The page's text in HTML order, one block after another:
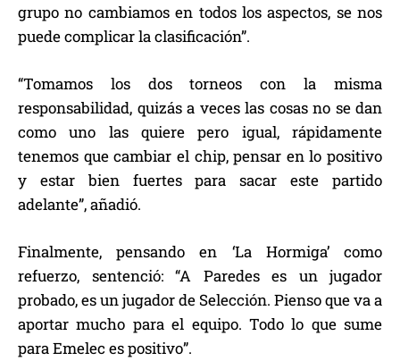
grupo no cambiamos en todos los aspectos, se nos
puede complicar la clasificación”.
“Tomamos los dos torneos con la misma
responsabilidad, quizás a veces las cosas no se dan
como uno las quiere pero igual, rápidamente
tenemos que cambiar el chip, pensar en lo positivo
y estar bien fuertes para sacar este partido
adelante”, añadió.
Finalmente, pensando en ‘La Hormiga’ como
refuerzo, sentenció: “A Paredes es un jugador
probado, es un jugador de Selección. Pienso que va a
aportar mucho para el equipo. Todo lo que sume
para Emelec es positivo”.